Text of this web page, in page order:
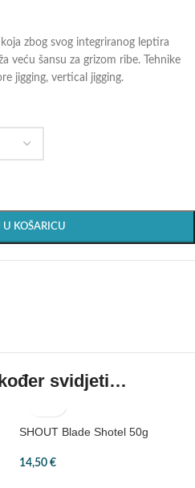
zbog svog integriranog leptira
veću šansu za grizom ribe. Tehnike
jigging, vertical jigging.
U KOŠARICU
svidjeti…
SHOUT Blade Shotel 50g
14,50 €